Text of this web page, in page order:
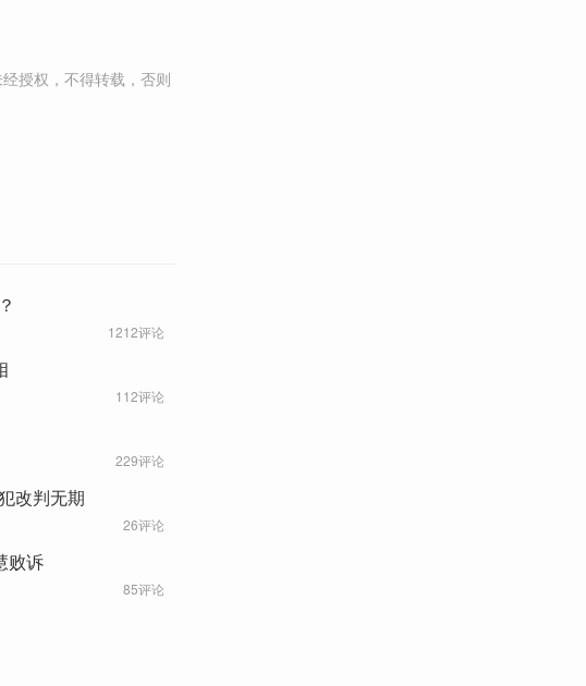
授权，不得转载，否则
1212评论
112评论
229评论
改判无期
26评论
败诉
85评论